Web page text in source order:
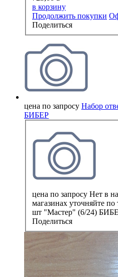
в корзину
Продолжить покупки
Поделиться
цена по запросу Набор
БИБЕР
цена по запросу Нет в
магазинах уточняйте по
шт "Мастер" (6/24)
Поделиться